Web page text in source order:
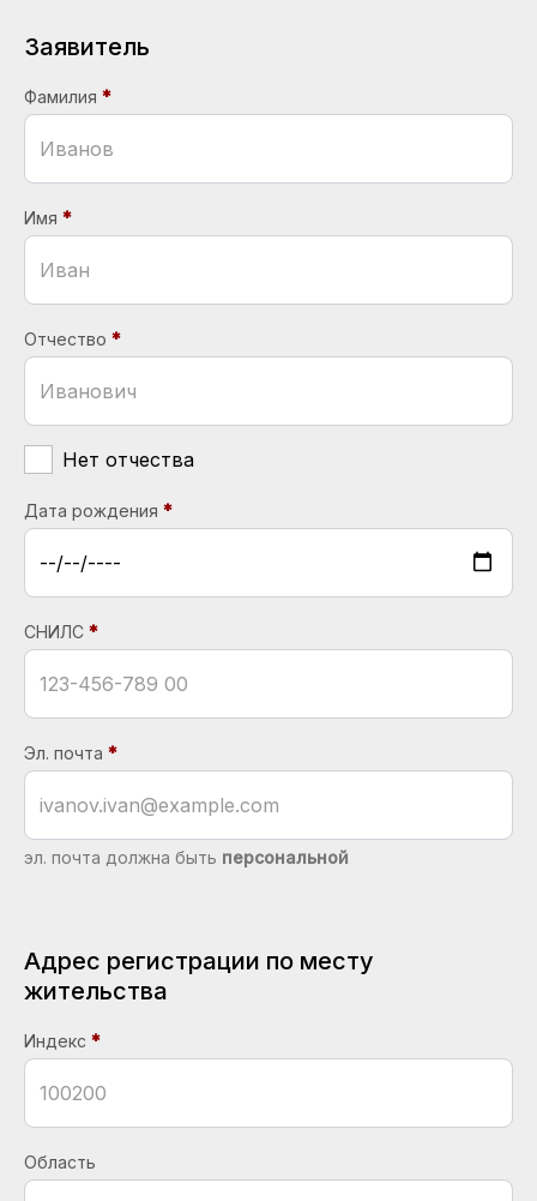
Заявитель
Фамилия
Имя
Отчество
Нет отчества
Дата рождения
СНИЛС
Эл. почта
эл. почта должна быть персональной
Адрес регистрации по месту
жительства
Индекс
Область